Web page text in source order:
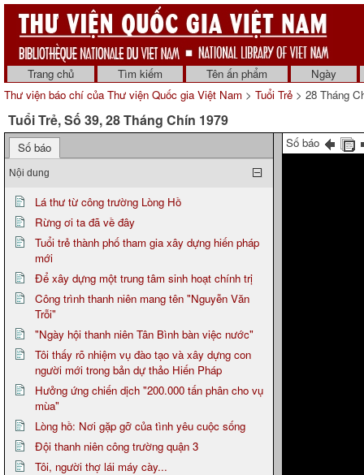
Trang chủ Tìm kiếm Tên ấn phẩm
Ngày
Thư viện báo chí của Thư viện Quốc gia Việt Nam > Tuổi Trẻ > 28 Tháng
Tuổi Trẻ, Số 39, 28 Tháng Chín 1979
Số báo
Nội dung
Lá thư từ công trường Lòng Hồ
Rừng ơi ta đã về đây
Tuổi trẻ thành phố tham gia xây dựng hiến pháp
mới
Để xây dựng một trung tâm sinh hoạt chính trị
Công trình thanh niên mang tên "Nguyễn Văn
Trỗi"
"Ngày hội thanh niên Tân Bình bàn việc nước"
Tôi thấy rõ nhiệm vụ đào tạo và xây dựng con
người mới trong bản dự thảo Hiến Pháp
Hưởng ứng chiến dịch "200.000 tấn phân cho vụ
mùa"
Lòng hồ: Nơi gặp gỡ của tình yêu cuộc sống
Đội thanh niên công trường quận 3
Tôi, người thợ lái máy cày...
Số báo